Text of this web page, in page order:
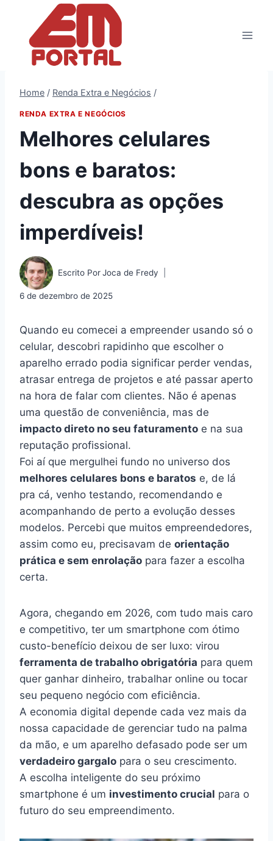
Conteúdo
Home / Renda Extra e Negócios /
RENDA EXTRA E NEGÓCIOS
Melhores celulares
bons e baratos:
descubra as opções
imperdíveis!
Escrito PorJoca de Fredy
6 de dezembro de 2025
Quando eu comecei a empreender usando só o
celular, descobri rapidinho que escolher o
aparelho errado podia significar perder vendas,
atrasar entrega de projetos e até passar aperto
na hora de falar com clientes. Não é apenas
uma questão de conveniência, mas de
impacto direto no seu faturamento e na sua
reputação profissional.
Foi aí que mergulhei fundo no universo dos
melhores celulares bons e baratos e, de lá
pra cá, venho testando, recomendando e
acompanhando de perto a evolução desses
modelos. Percebi que muitos empreendedores,
assim como eu, precisavam de orientação
prática e sem enrolação para fazer a escolha
certa.
Agora, chegando em 2026, com tudo mais caro
e competitivo, ter um smartphone com ótimo
custo-benefício deixou de ser luxo: virou
ferramenta de trabalho obrigatória para quem
quer ganhar dinheiro, trabalhar online ou tocar
seu pequeno negócio com eficiência.
A economia digital depende cada vez mais da
nossa capacidade de gerenciar tudo na palma
da mão, e um aparelho defasado pode ser um
verdadeiro gargalo para o seu crescimento.
A escolha inteligente do seu próximo
smartphone é um investimento crucial para o
futuro do seu empreendimento.